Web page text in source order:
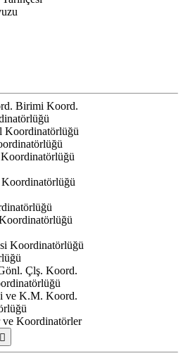
Birimi Koord.
Koordinatörlüğü
Koordinatörlüğü
Koordinatörlüğü
Çlş. Koord.
ve K.M. Koord.
Koordinatörler